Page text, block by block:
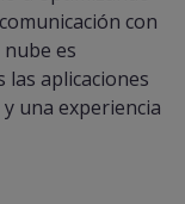
con
es
aplicaciones
una experiencia